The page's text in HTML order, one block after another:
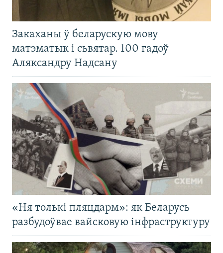
Закаханы ў беларускую мову
матэматык і сьвятар. 100 гадоў
Аляксандру Надсану
«Ня толькі пляцдарм»: як Беларусь
разбудоўвае вайсковую інфраструктуру